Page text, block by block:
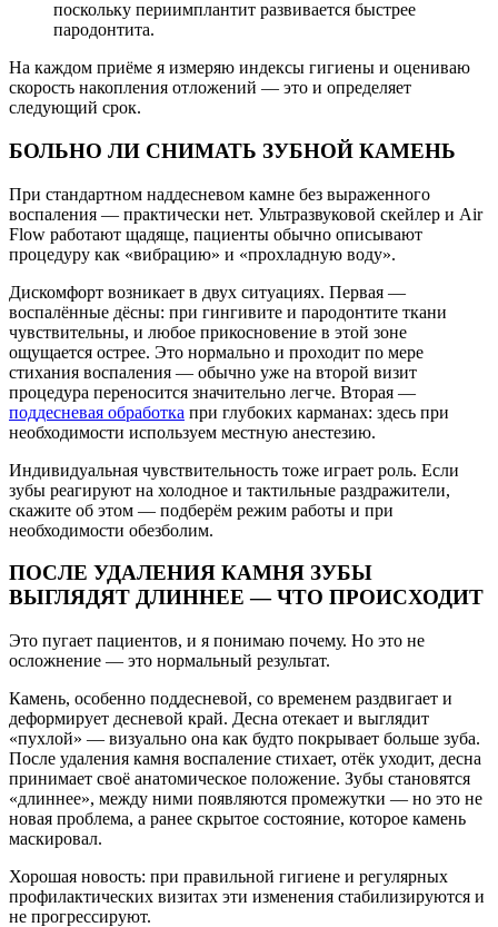
поскольку периимплантит развивается быстрее
пародонтита.
На каждом приёме я измеряю индексы гигиены и оцениваю
скорость накопления отложений — это и определяет
следующий срок.
БОЛЬНО ЛИ СНИМАТЬ ЗУБНОЙ КАМЕНЬ
При стандартном наддесневом камне без выраженного
воспаления — практически нет. Ультразвуковой скейлер и Air
Flow работают щадяще, пациенты обычно описывают
процедуру как «вибрацию» и «прохладную воду».
Дискомфорт возникает в двух ситуациях. Первая —
воспалённые дёсны: при гингивите и пародонтите ткани
чувствительны, и любое прикосновение в этой зоне
ощущается острее. Это нормально и проходит по мере
стихания воспаления — обычно уже на второй визит
процедура переносится значительно легче. Вторая —
поддесневая обработка при глубоких карманах: здесь при
необходимости используем местную анестезию.
Индивидуальная чувствительность тоже играет роль. Если
зубы реагируют на холодное и тактильные раздражители,
скажите об этом — подберём режим работы и при
необходимости обезболим.
ПОСЛЕ УДАЛЕНИЯ КАМНЯ ЗУБЫ
ВЫГЛЯДЯТ ДЛИННЕЕ — ЧТО ПРОИСХОДИТ
Это пугает пациентов, и я понимаю почему. Но это не
осложнение — это нормальный результат.
Камень, особенно поддесневой, со временем раздвигает и
деформирует десневой край. Десна отекает и выглядит
«пухлой» — визуально она как будто покрывает больше зуба.
После удаления камня воспаление стихает, отёк уходит, десна
принимает своё анатомическое положение. Зубы становятся
«длиннее», между ними появляются промежутки — но это не
новая проблема, а ранее скрытое состояние, которое камень
маскировал.
Хорошая новость: при правильной гигиене и регулярных
профилактических визитах эти изменения стабилизируются и
не прогрессируют.